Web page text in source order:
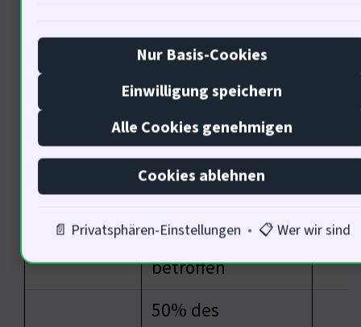
Philosophie
Arbeitsplätze sind
Automatisierung
gefährdet
Sozial
70% der
von Stress
betroffen
50% des
Nur Basis-Cookies
Einwilligung speichern
Alle Cookies genehmigen
Cookies ablehnen
📄 Privatsphären-Einstellungen • 📋 Wer wir sind